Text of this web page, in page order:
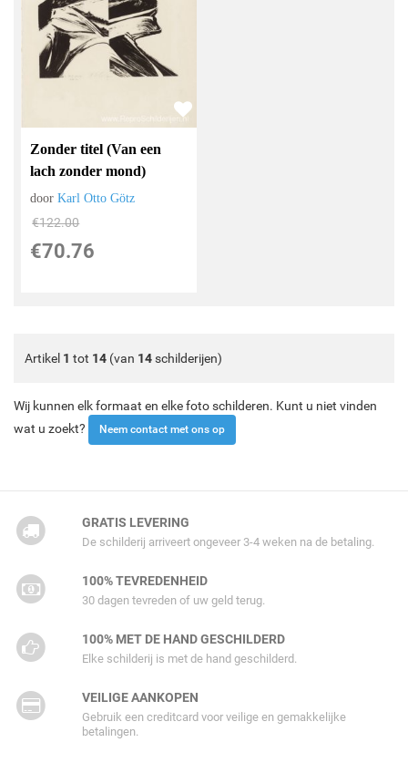
Zonder titel (Van een
lach zonder mond)
doorKarl Otto Götz
€122.00
€70.76
Artikel 1 tot 14 (van 14schilderijen)
Wij kunnen elk formaat en elke foto schilderen. Kunt u niet vinden
wat u zoekt?
Neem contact met ons op
GRATIS LEVERING
De schilderij arriveert ongeveer 3-4 weken na de betaling.
100% TEVREDENHEID
30 dagen tevreden of uw geld terug.
100% MET DE HAND GESCHILDERD
Elke schilderij is met de hand geschilderd.
VEILIGE AANKOPEN
Gebruik een creditcard voor veilige en gemakkelijke
betalingen.